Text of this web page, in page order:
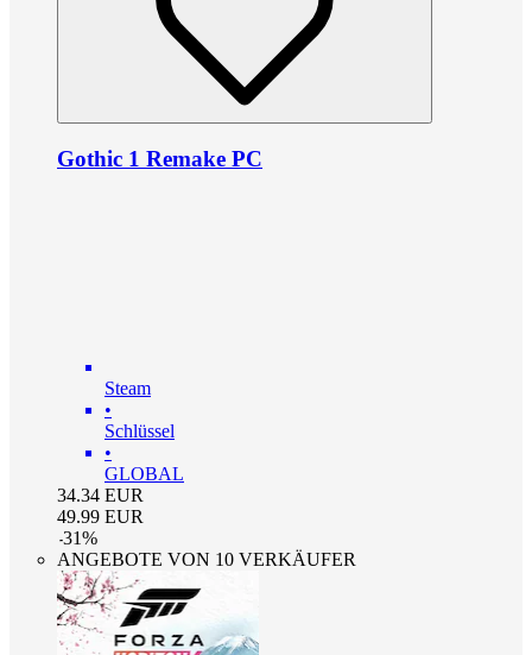
Gothic 1 Remake PC
Steam
•
Schlüssel
•
GLOBAL
34.34 EUR
49.99 EUR
-31%
ANGEBOTE VON 10 VERKÄUFER